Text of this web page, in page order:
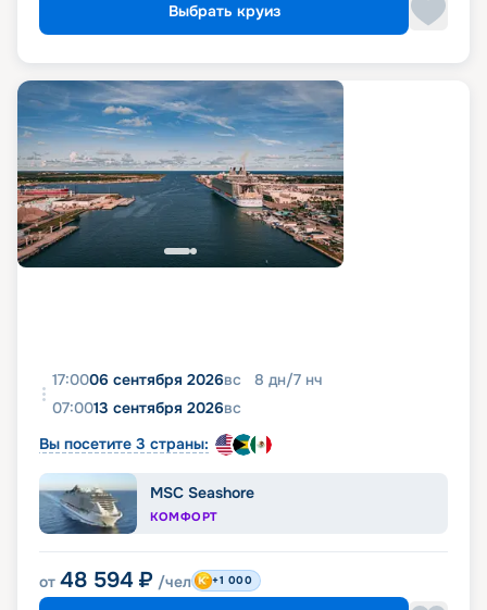
Выбрать круиз
17:0006 сентября 2026вс 8 дн/7 нч
07:0013 сентября 2026вс
Вы посетите 3 страны:
MSC Seashore
КОМФОРТ
от 48 594 ₽ /чел +1 000